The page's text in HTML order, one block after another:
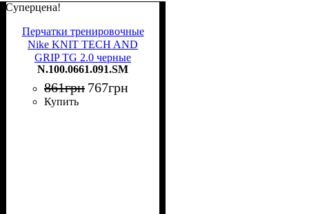
Суперцена!
Перчатки тренировочные
Nike KNIT TECH AND
GRIP TG 2.0 черные
N.100.0661.091.SM
N.100.0661.091.SM
861грн 767грн
Купить